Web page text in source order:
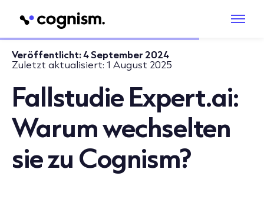
Veröffentlicht:4 September 2024
Zuletzt aktualisiert:1 August 2025
Fallstudie Expert.ai:
Warum wechselten
sie zu Cognism?